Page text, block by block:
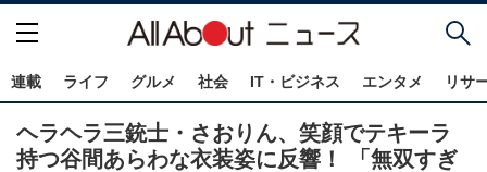
連載 ライフ グルメ 社会 IT・ビジネス エンタメ リサ
ヘラヘラ三銃士・さおりん、笑顔でテキーラ
持つ谷間あらわな衣装姿に反響！ 「無双すぎ